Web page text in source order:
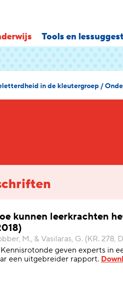
Tools en
in de kleutergroep /
kunnen leerkrachten
M., & Vasilaras, G. (KR. 278,
geven experts in
een uitgebreider rapport.